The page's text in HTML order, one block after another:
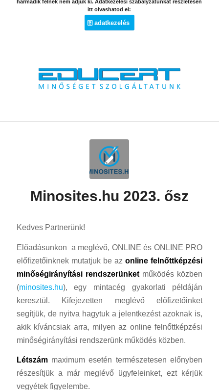
harmadik félnek nem adjuk ki. Adatkezelési szabályzatunkat részletesen
itt olvashatod el:
adatkezelés
Minosites.hu 2023. ősz
Kedves Partnerünk!
Előadásunkon a meglévő, ONLINE és ONLINE PRO
előfizetőinknek mutatjuk be azonline felnőttképzési
minőségirányítási rendszerünketműködés közben
(minosites.hu), egy mintacég gyakorlati példáján
keresztül. Kifejezetten meglévő előfizetőinket
segítjük, de nyitva hagytuk a jelentkezést azoknak is,
akik kíváncsiak arra, milyen az online felnőttképzési
minőségirányítási rendszerünk működés közben.
Létszámmaximum esetén természetesen előnyben
részesítjük a már meglévő ügyfeleinket, ezt kérjük
vegyétek figyelembe.